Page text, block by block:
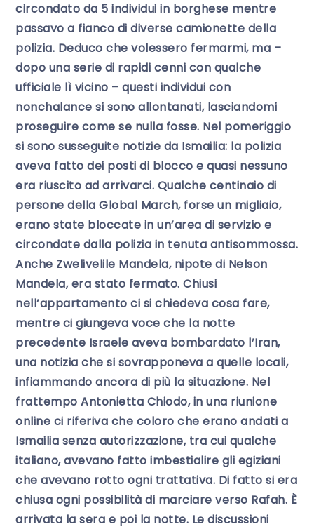
circondato da 5 individui in borghese mentre
passavo a fianco di diverse camionette della
polizia. Deduco che volessero fermarmi, ma –
dopo una serie di rapidi cenni con qualche
ufficiale lì vicino – questi individui con
nonchalance si sono allontanati, lasciandomi
proseguire come se nulla fosse. Nel pomeriggio
si sono susseguite notizie da Ismailia: la polizia
aveva fatto dei posti di blocco e quasi nessuno
era riuscito ad arrivarci. Qualche centinaio di
persone della Global March, forse un migliaio,
erano state bloccate in un’area di servizio e
circondate dalla polizia in tenuta antisommossa.
Anche Zwelivelile Mandela, nipote di Nelson
Mandela, era stato fermato. Chiusi
nell’appartamento ci si chiedeva cosa fare,
mentre ci giungeva voce che la notte
precedente Israele aveva bombardato l’Iran,
una notizia che si sovrapponeva a quelle locali,
infiammando ancora di più la situazione. Nel
frattempo Antonietta Chiodo, in una riunione
online ci riferiva che coloro che erano andati a
Ismailia senza autorizzazione, tra cui qualche
italiano, avevano fatto imbestialire gli egiziani
che avevano rotto ogni trattativa. Di fatto si era
chiusa ogni possibilità di marciare verso Rafah. È
arrivata la sera e poi la notte. Le discussioni